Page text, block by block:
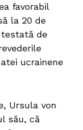
favorabil
la 20 de
de
ucrainene
Ursula von
său, că